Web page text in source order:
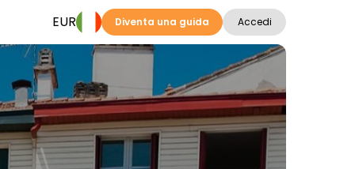
EUR Diventa una guida Accedi